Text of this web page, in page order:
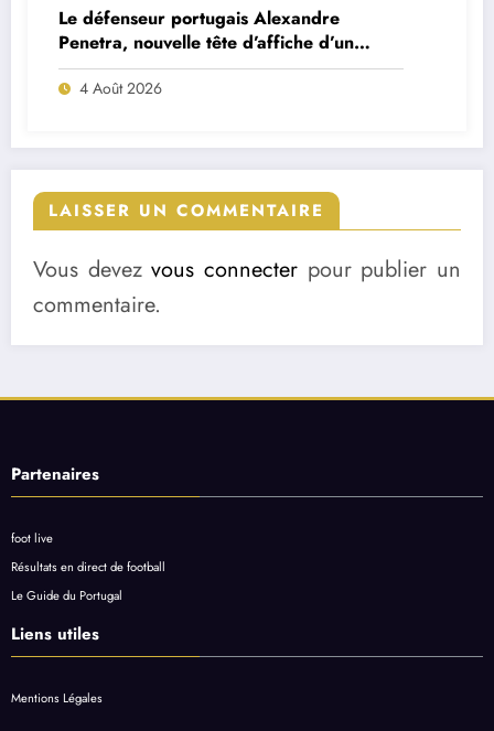
Le défenseur portugais Alexandre
Penetra, nouvelle tête d’affiche d’un
projet très ambitieux
4 Août 2026
LAISSER UN COMMENTAIRE
Vous devezvous connecter pour publier un
commentaire.
Partenaires
foot live
Résultats en direct de football
Le Guide du Portugal
Liens utiles
Mentions Légales